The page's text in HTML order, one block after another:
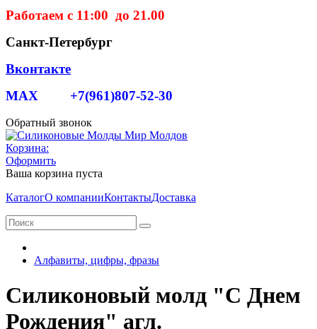
Работаем с 11:00 до 21.00
Санкт-Петербург
Вконтакте
MAX +7(961)807-52-30
Обратный звонок
Корзина:
Оформить
Ваша корзина пуста
КаталогО компанииКонтактыДоставка
Алфавиты, цифры, фразы
Силиконовый молд "С Днем
Рождения" агл.